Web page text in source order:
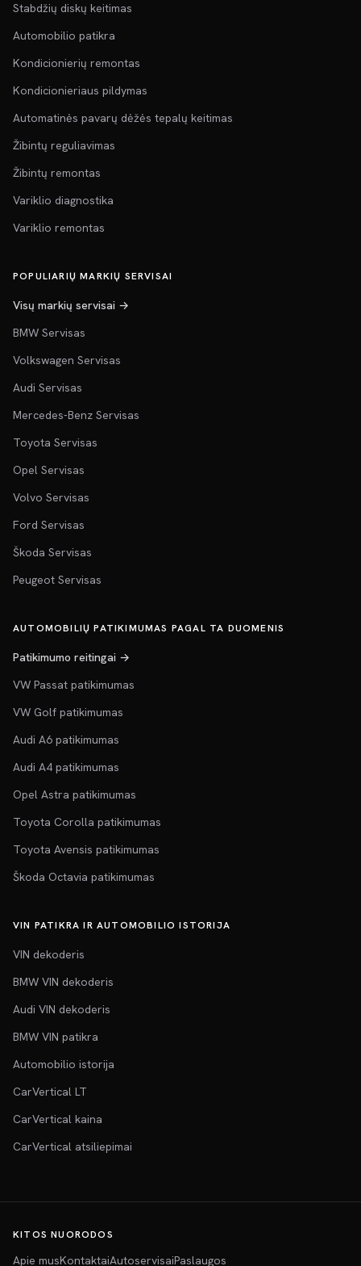
Stabdžių diskų keitimas
Automobilio patikra
Kondicionierių remontas
Kondicionieriaus pildymas
Automatinės pavarų dėžės tepalų keitimas
Žibintų reguliavimas
Žibintų remontas
Variklio diagnostika
Variklio remontas
POPULIARIŲ MARKIŲ SERVISAI
Visų markių servisai →
BMW Servisas
Volkswagen Servisas
Audi Servisas
Mercedes-Benz Servisas
Toyota Servisas
Opel Servisas
Volvo Servisas
Ford Servisas
Škoda Servisas
Peugeot Servisas
AUTOMOBILIŲ PATIKIMUMAS PAGAL TA DUOMENIS
Patikimumo reitingai →
VW Passat patikimumas
VW Golf patikimumas
Audi A6 patikimumas
Audi A4 patikimumas
Opel Astra patikimumas
Toyota Corolla patikimumas
Toyota Avensis patikimumas
Škoda Octavia patikimumas
VIN PATIKRA IR AUTOMOBILIO ISTORIJA
VIN dekoderis
BMW VIN dekoderis
Audi VIN dekoderis
BMW VIN patikra
Automobilio istorija
CarVertical LT
CarVertical kaina
CarVertical atsiliepimai
KITOS NUORODOS
Apie musKontaktaiAutoservisaiPaslaugos